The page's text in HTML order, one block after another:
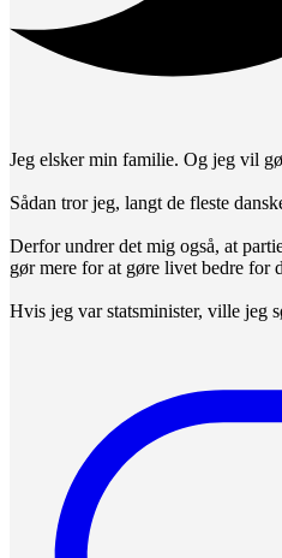
Jeg elsker min familie. Og jeg vil
Sådan tror jeg, langt de fleste
Derfor undrer det mig også, at
gør mere for at gøre livet bedre for
Hvis jeg var statsminister, ville jeg